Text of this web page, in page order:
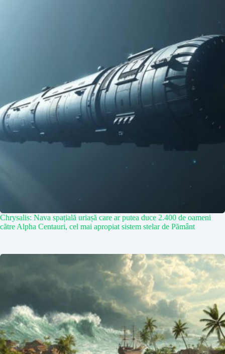
Chrysalis: Nava spațială uriașă care ar putea duce 2.400 de oameni
către Alpha Centauri, cel mai apropiat sistem stelar de Pământ